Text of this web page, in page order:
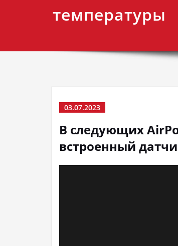
температуры
03.07.2023
В следующих
встроенный